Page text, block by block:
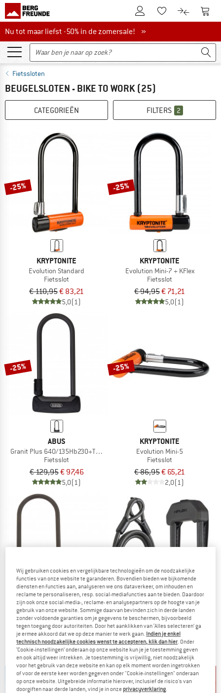
De klantenaccount
Naar deNaar de
Nu tot maar liefst -50% in de zomersale!
Nu tot maar liefst -50% in de zomersale! »
Fietssloten
BEUGELSLOTEN - BIKE TO WORK (25)
CATEGORIEËN FILTERS 2
-25%
KRYPTONITE
Evolution Standard
Fietsslot
€ 110,95€ 83,21
5,0(1)
-25%
KRYPTONITE
Evolution Mini-7 + KFlex
Fietsslot
€ 94,95€ 71,21
5,0(1)
-25%
ABUS
Granit Plus 640/135Hb230+Texkf Bk
Fietsslot
€ 129,95€ 97,46
5,0(1)
-25%
KRYPTONITE
Evolution Mini-5
Fietsslot
€ 86,95€ 65,21
2,0(1)
M-WAVE
Bügelschloss B 245
Fietsslot
€ 12,95
(0)
Hiplok - DX Plus With 2 M Cable
Fietsslot
€ 99,95
(0)
Wij gebruiken cookies en vergelijkbare technologieën om de noodzakelijke
functies van onze website te garanderen. Bovendien bieden we bijkomende
diensten en functies aan, analyseren we ons dataverkeer, om inhouden en
reclame te personaliseren, resp. social-mediafuncties aan te bieden. Daardoor
zijn ook onze social-media-, reclame- en analysepartners op de hoogte van je
gebruik van onze website. Sommige daarvan bevinden zich in derde landen
zonder voldoende garanties om je gegevens te beschermen, bijvoorbeeld
tegen toegang door autoriteiten. Door het aanklikken van ‘Alles selecteren’ ga
je ermee akkoord dat we op deze manier te werk gaan. Indien je enkel
technisch noodzakelijke cookies wenst te accepteren, klik dan hier. Onder
‘Cookie-instellingen’ onderaan op onze website kun je je toestemming geven
en ook altijd weer intrekken. Je toestemming is vrijwillig, niet noodzakelijk
voor het gebruik van deze website en kan op elk moment worden ingetrokken
of voor de eerste keer worden gegeven onder "Cookie-instellingen" onderaan
op onze website. Uitgebreide informatie hierover, inclusief de risico's van
doorgiften naar derde landen, vind je in onze privacyverklaring.